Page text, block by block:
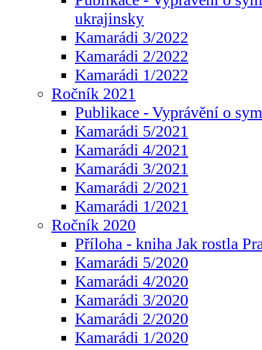
ukrajinsky
Kamarádi 3/2022
Kamarádi 2/2022
Kamarádi 1/2022
Ročník 2021
Publikace - Vyprávění o
Kamarádi 5/2021
Kamarádi 4/2021
Kamarádi 3/2021
Kamarádi 2/2021
Kamarádi 1/2021
Ročník 2020
Příloha - kniha Jak rostla
Kamarádi 5/2020
Kamarádi 4/2020
Kamarádi 3/2020
Kamarádi 2/2020
Kamarádi 1/2020